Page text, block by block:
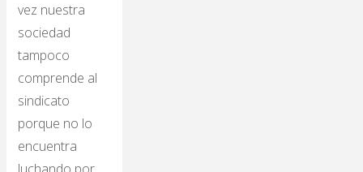
vez nuestra
sociedad
tampoco
comprende al
sindicato
porque no lo
encuentra